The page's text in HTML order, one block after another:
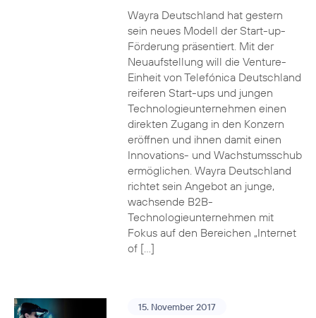
Wayra Deutschland hat gestern
sein neues Modell der Start-up-
Förderung präsentiert. Mit der
Neuaufstellung will die Venture-
Einheit von Telefónica Deutschland
reiferen Start-ups und jungen
Technologieunternehmen einen
direkten Zugang in den Konzern
eröffnen und ihnen damit einen
Innovations- und Wachstumsschub
ermöglichen. Wayra Deutschland
richtet sein Angebot an junge,
wachsende B2B-
Technologieunternehmen mit
Fokus auf den Bereichen „Internet
of […]
15. November 2017